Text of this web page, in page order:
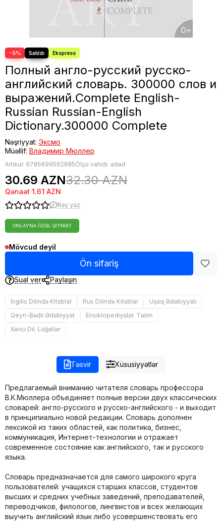
−5%
Полный англо-русский русско-
английский словарь. 300000 слов и
выражений.Complete English-
Russian Russian-English
Dictionary.300000 Complete
Nəşriyyat: Эксмо
Müəllif: Владимир Мюллер
Artikul: 9785699562985Ölçü vahidi: ədəd
30.69 AZN32.30 AZN
Qənaət 1.61 AZN
Rəy yaz
ONLAYNA ÖZƏL QIYMƏT
Mövcud deyil
Ön sifariş
Sual ver Paylaşın
İngilis Dilində Kitablar Rus Dilində Kitablar
Uşaq Ədəbiyyatı
Qeyri-Bədii Ədəbiyyat
Ensiklopediyalar. Təlim
Xarici Dil. Lüğətlər
Təsvir Xüsusiyyətlər
Предлагаемый вниманию читателя словарь профессора
В.К.Мюллера объединяет полные версии двух классических
словарей: англо-русского и русско-английского - и выходит
в принципиально новой редакции. Словарь дополнен
лексикой из таких областей, как политика, бизнес,
коммуникация, Интернет-технологии и отражает
современное состояние как английского, так и русского
языка.
Словарь предназначается для самого широкого круга
пользователей: учащихся старших классов, студентов
высших и средних учебных заведений, преподавателей,
переводчиков, филологов, лингвистов и всех желающих
выучить английский язык либо усовершенствовать его